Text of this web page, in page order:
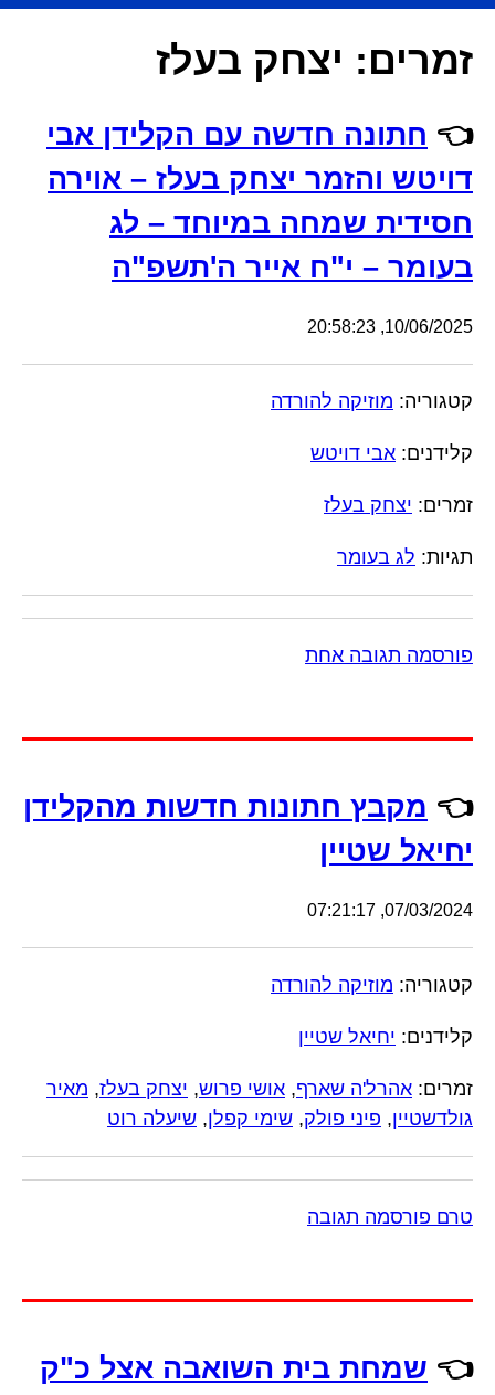
זמרים: יצחק בעלז
👈 חתונה חדשה עם הקלידן אבי
דויטש והזמר יצחק בעלז – אוירה
חסידית שמחה במיוחד – לג
בעומר – י"ח אייר ה'תשפ"ה
10/06/2025, 20:58:23
קטגוריה: מוזיקה להורדה
קלידנים: אבי דויטש
זמרים: יצחק בעלז
תגיות: לג בעומר
פורסמה תגובה אחת
👈 מקבץ חתונות חדשות מהקלידן
יחיאל שטיין
07/03/2024, 07:21:17
קטגוריה: מוזיקה להורדה
קלידנים: יחיאל שטיין
זמרים: אהרל'ה שארף, אושי פרוש, יצחק בעלז, מאיר
גולדשטיין, פיני פולק, שימי קפלן, שיעלה רוט
טרם פורסמה תגובה
👈 שמחת בית השואבה אצל כ"ק